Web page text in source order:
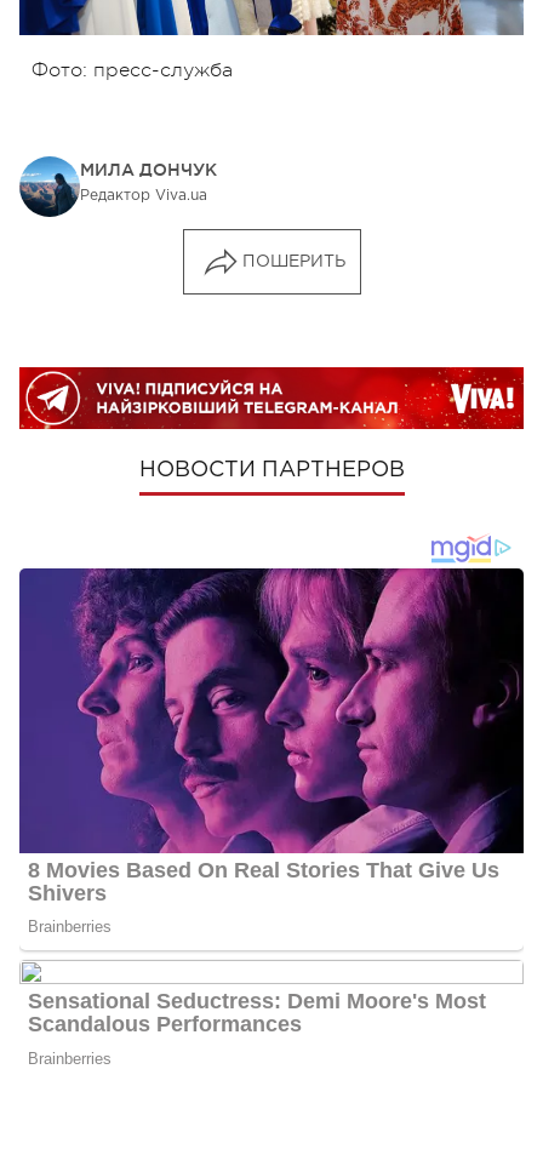
Фото: пресс-служба
МИЛА ДОНЧУК
Редактор Viva.ua
ПОШЕРИТЬ
НОВОСТИ ПАРТНЕРОВ